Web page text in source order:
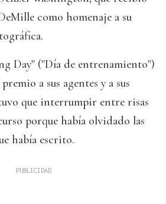
como homenaje a su
Day" ("Día de entrenamiento")
a sus agentes y a sus
que interrumpir entre risas
porque había olvidado las
había escrito.